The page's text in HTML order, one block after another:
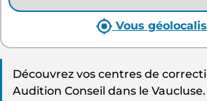
Vous
Découvrez vos centres de
Audition Conseil dans le